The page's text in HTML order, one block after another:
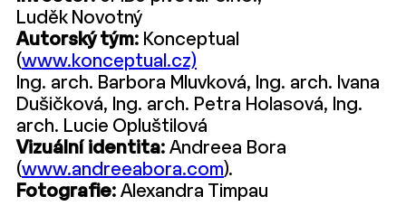
Luděk Novotný
Autorský tým: Konceptual
(www.konceptual.cz)
Ing. arch. Barbora Mluvková, Ing. arch. Ivana
Dušičková, Ing. arch. Petra Holasová, Ing.
arch. Lucie Opluštilová
Vizuální identita: Andreea Bora
(www.andreeabora.com).
Fotografie: Alexandra Timpau